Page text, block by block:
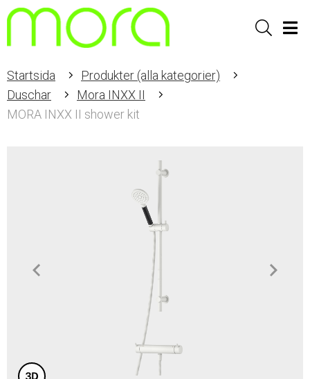
Sök
Startsida
Produkter (alla kategorier)
Duschar
Mora INXX II
MORA INXX II shower kit